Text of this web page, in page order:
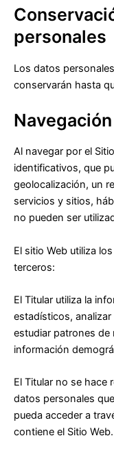
personales
Los datos
conservarán hasta
Al navegar por el
identificativos, que
geolocalización, un
servicios y sitios,
no pueden ser
El sitio Web utiliza
terceros:
El Titular utiliza la
estadísticos,
estudiar patrones de
información
El Titular no se hace
datos personales
pueda acceder a
contiene el Sitio Web.